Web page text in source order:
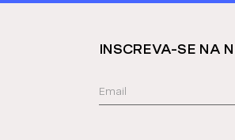
INSCREVA-SE NA